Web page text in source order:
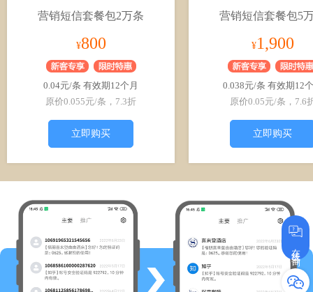
营销短信套餐包2万条
¥800
0.04元/条 有效期12个月
原价0.055元/条，7.3折
立即购买
营销短信套餐包5
¥1,900
0.038元/条 有效期12
原价0.05元/条，7.6
立即购买
在线咨询